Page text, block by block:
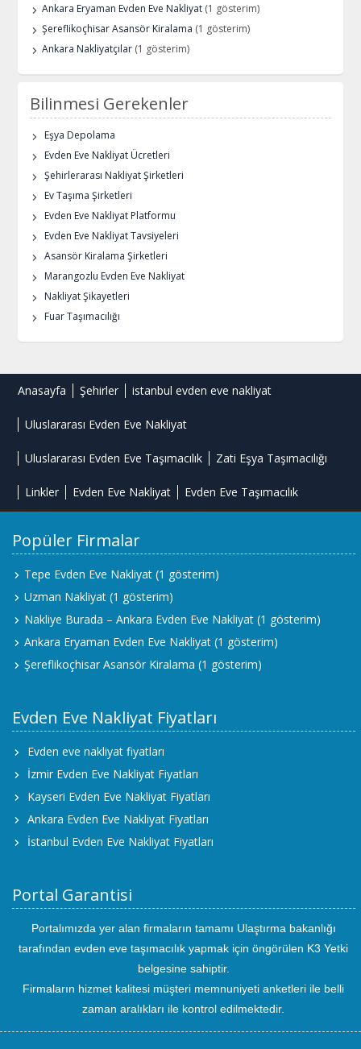
Ankara Eryaman Evden Eve Nakliyat (1 gösterim)
Şereflikoçhisar Asansör Kiralama (1 gösterim)
Ankara Nakliyatçılar (1 gösterim)
Bilinmesi Gerekenler
Eşya Depolama
Evden Eve Nakliyat Ücretleri
Şehirlerarası Nakliyat Şirketleri
Ev Taşıma Şirketleri
Evden Eve Nakliyat Platformu
Evden Eve Nakliyat Tavsiyeleri
Asansör Kiralama Şirketleri
Marangozlu Evden Eve Nakliyat
Nakliyat Şikayetleri
Fuar Taşımacılığı
Anasayfa Şehirler istanbul evden eve nakliyat
Uluslararası Evden Eve Nakliyat
Uluslararası Evden Eve Taşımacılık Zati Eşya Taşımacılığı
Linkler Evden Eve Nakliyat Evden Eve Taşımacılık
Popüler Firmalar
Tepe Evden Eve Nakliyat (1 gösterim)
Uzman Nakliyat (1 gösterim)
Nakliye Burada – Ankara Evden Eve Nakliyat (1 gösterim)
Ankara Eryaman Evden Eve Nakliyat (1 gösterim)
Şereflikoçhisar Asansör Kiralama (1 gösterim)
Evden Eve Nakliyat Fiyatları
Evden eve nakliyat fiyatları
İzmir Evden Eve Nakliyat Fiyatları
Kayseri Evden Eve Nakliyat Fiyatları
Ankara Evden Eve Nakliyat Fiyatları
İstanbul Evden Eve Nakliyat Fiyatları
Portal Garantisi
Portalımızda yer alan firmaların tamamı Ulaştırma bakanlığı
tarafından evden eve taşımacılık yapmak için öngörülen K3 Yetki
belgesine sahiptir.
Firmaların hizmet kalitesi müşteri memnuniyeti anketleri ile belli
zaman aralıkları ile kontrol edilmektedir.